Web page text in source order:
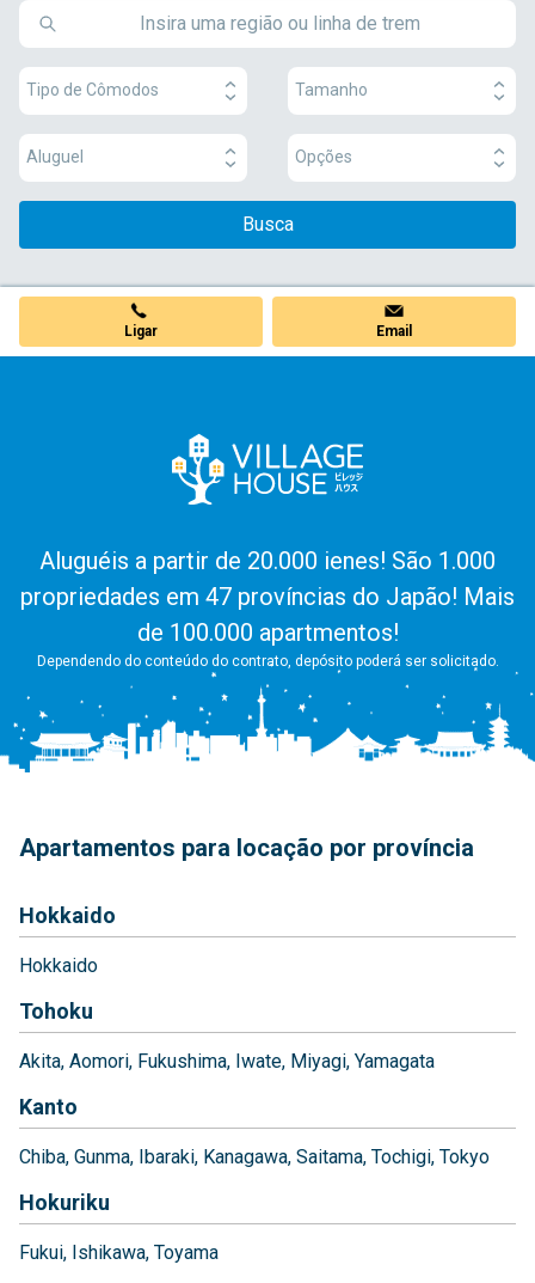
Tipo de Cômodos Tamanho
Aluguel Opções
Busca
Ligar Email
Aluguéis a partir de 20.000 ienes! São 1.000
propriedades em 47 províncias do Japão! Mais
de 100.000 apartmentos!
Dependendo do conteúdo do contrato, depósito poderá ser solicitado.
Apartamentos para locação por província
Hokkaido
Hokkaido
Tohoku
Akita Aomori Fukushima Iwate Miyagi Yamagata
Kanto
Chiba Gunma Ibaraki Kanagawa Saitama Tochigi Tokyo
Hokuriku
Fukui Ishikawa Toyama